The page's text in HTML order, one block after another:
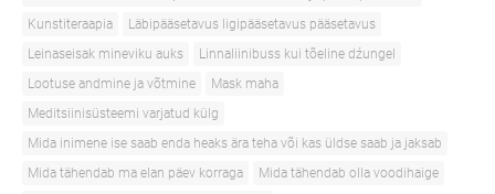
Kunstiteraapia
Läbipääsetavus ligipääsetavus pääsetavus
Leinaseisak mineviku auks
Linnaliinibuss kui tõeline dźungel
Lootuse andmine ja võtmine
Mask maha
Meditsiinisüsteemi varjatud külg
Mida inimene ise saab enda heaks ära teha või kas üldse saab ja jaksab
Mida tähendab ma elan päev korraga
Mida tähendab olla voodihaige